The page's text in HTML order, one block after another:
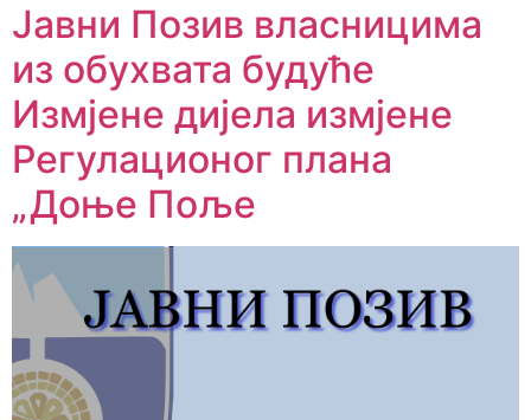
Јавни Позив власницима
из обухвата будуће
Измјене дијела измјене
Регулационог плана
„Доње Поље